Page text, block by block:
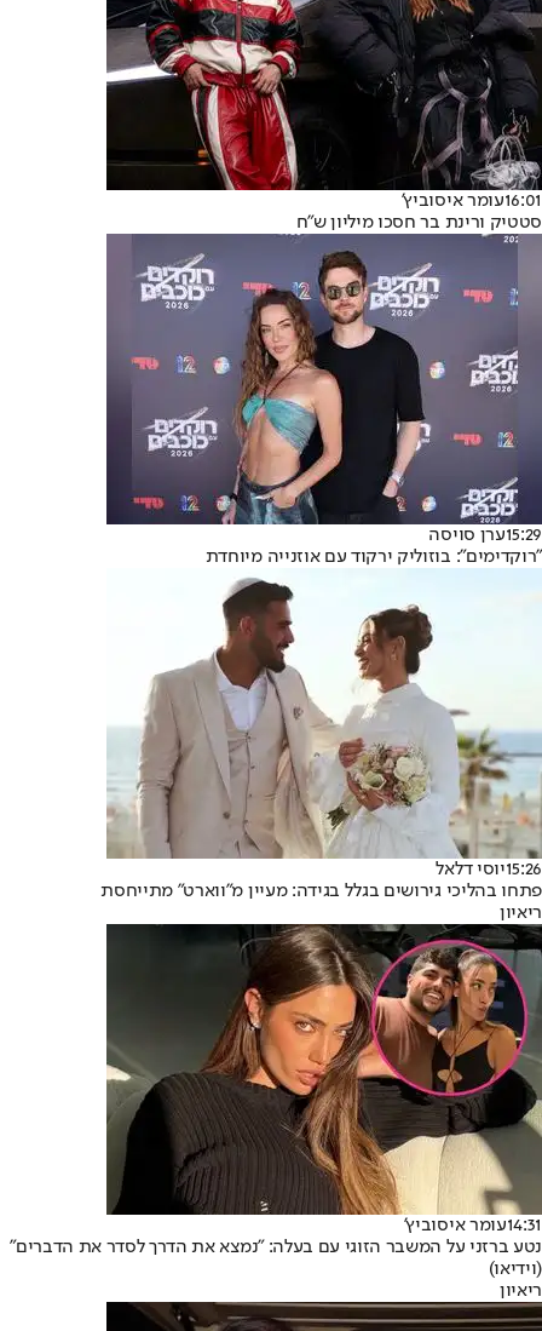
16:01עומר איסוביץ'
סטטיק ורינת בר חסכו מיליון ש"ח
15:29ערן סויסה
"רוקדימים": בוזוליק ירקוד עם אוזנייה מיוחדת
15:26יוסי דלאל
פתחו בהליכי גירושים בגלל בגידה: מעיין מ"ווארט" מתייחסת
ריאיון
14:31עומר איסוביץ'
נטע ברזני על המשבר הזוגי עם בעלה: "נמצא את הדרך לסדר את הדברים"
(וידיאו)
ריאיון